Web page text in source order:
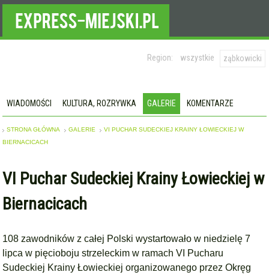
Region: wszystkie ząbkowicki
WIADOMOŚCI KULTURA, ROZRYWKA GALERIE KOMENTARZE
STRONA GŁÓWNA GALERIE
VI PUCHAR SUDECKIEJ KRAINY ŁOWIECKIEJ W
BIERNACICACH
VI Puchar Sudeckiej Krainy Łowieckiej w
Biernacicach
108 zawodników z całej Polski wystartowało w niedzielę 7
lipca w pięcioboju strzeleckim w ramach VI Pucharu
Sudeckiej Krainy Łowieckiej organizowanego przez Okręg